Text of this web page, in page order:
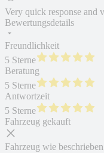
Very quick response and
Bewertungsdetails
Freundlichkeit
5 Sterne
Beratung
5 Sterne
Antwortzeit
5 Sterne
Fahrzeug gekauft
Fahrzeug wie beschrieben